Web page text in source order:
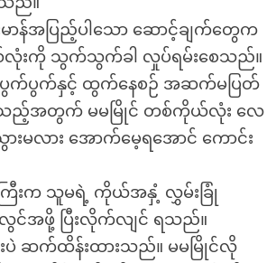
န်အပြည့်ပါသော ဆောင့်ချက်တွေက
လုံးကို သွက်သွက်ခါ လှုပ်ရမ်းစေသည်။
ပွက်နှင့် ထွက်နေစဉ် အဆက်မပြတ်
သည့်အတွက် မမမြိုင် တစ်ကိုယ်လုံး လေ
မလား အောက်မေ့ရအောင် ကောင်း
ြီးက သူမရဲ့ ကိုယ်အနှံ့ လွှမ်းခြုံ
အဖို့ ပြီးလိုက်လျင် ရသည်။
းပဲ ဆက်ထိန်းထားသည်။ မမမြိုင်လို